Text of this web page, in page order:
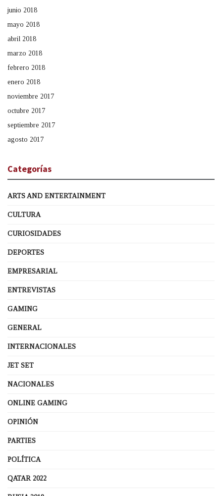
junio 2018
mayo 2018
abril 2018
marzo 2018
febrero 2018
enero 2018
noviembre 2017
octubre 2017
septiembre 2017
agosto 2017
Categorías
ARTS AND ENTERTAINMENT
CULTURA
CURIOSIDADES
DEPORTES
EMPRESARIAL
ENTREVISTAS
GAMING
GENERAL
INTERNACIONALES
JET SET
NACIONALES
ONLINE GAMING
OPINIÓN
PARTIES
POLÍTICA
QATAR 2022